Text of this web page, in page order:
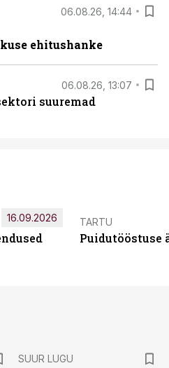
06.08.26, 14:44
ehitushanke
06.08.26, 13:07
suuremad
16.09.2026 TARTU
Puidutööstuse
SUUR LUGU